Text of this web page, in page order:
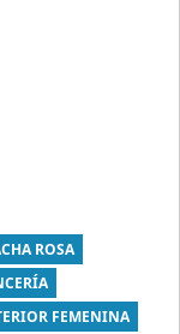
ROSA
FEMENINA